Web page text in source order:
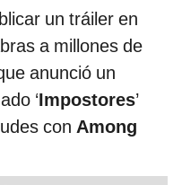
un tráiler en
a millones de
anunció un
‘Impostores’
con Among